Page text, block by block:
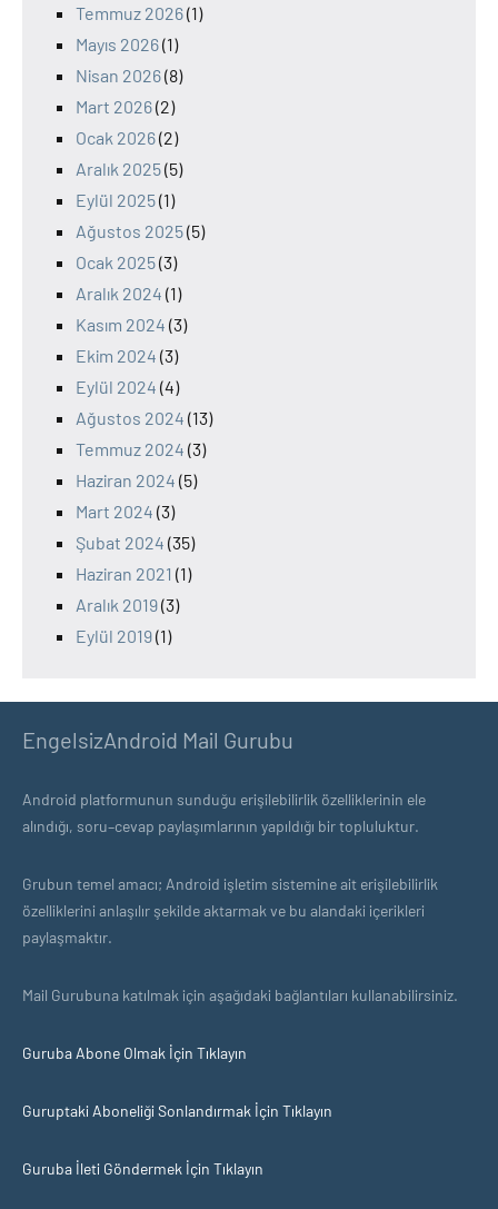
Temmuz 2026(1)
Mayıs 2026(1)
Nisan 2026(8)
Mart 2026(2)
Ocak 2026(2)
Aralık 2025(5)
Eylül 2025(1)
Ağustos 2025(5)
Ocak 2025(3)
Aralık 2024 (1)
Kasım 2024 (3)
Ekim 2024 (3)
Eylül 2024 (4)
Ağustos 2024 (13)
Temmuz 2024 (3)
Haziran 2024 (5)
Mart 2024 (3)
Şubat 2024 (35)
Haziran 2021 (1)
Aralık 2019(3)
Eylül 2019(1)
EngelsizAndroid Mail Gurubu
Android platformunun sunduğu erişilebilirlik özelliklerinin ele
alındığı, soru–cevap paylaşımlarının yapıldığı bir topluluktur.
Grubun temel amacı; Android işletim sistemine ait erişilebilirlik
özelliklerini anlaşılır şekilde aktarmak ve bu alandaki içerikleri
paylaşmaktır.
Mail Gurubuna katılmak için aşağıdaki bağlantıları kullanabilirsiniz.
Guruba Abone Olmak İçin Tıklayın
Guruptaki Aboneliği Sonlandırmak İçin Tıklayın
Guruba İleti Göndermek İçin Tıklayın